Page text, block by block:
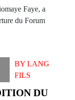
Faye, a
du Forum
BY LANG
FILS
DU